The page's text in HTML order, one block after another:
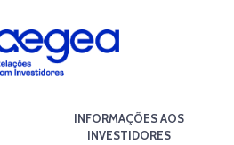
INFORMAÇÕES AOS
INVESTIDORES